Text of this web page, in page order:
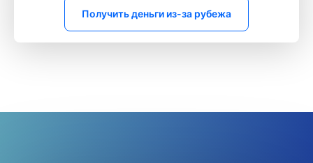
Получить деньги из-за рубежа